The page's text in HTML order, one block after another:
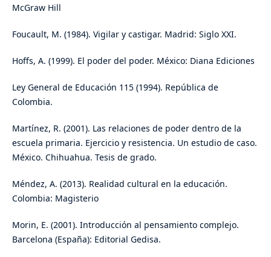
McGraw Hill
Foucault, M. (1984). Vigilar y castigar. Madrid: Siglo XXI.
Hoffs, A. (1999). El poder del poder. México: Diana Ediciones
Ley General de Educación 115 (1994). República de
Colombia.
Martínez, R. (2001). Las relaciones de poder dentro de la
escuela primaria. Ejercicio y resistencia. Un estudio de caso.
México. Chihuahua. Tesis de grado.
Méndez, A. (2013). Realidad cultural en la educación.
Colombia: Magisterio
Morin, E. (2001). Introducción al pensamiento complejo.
Barcelona (España): Editorial Gedisa.